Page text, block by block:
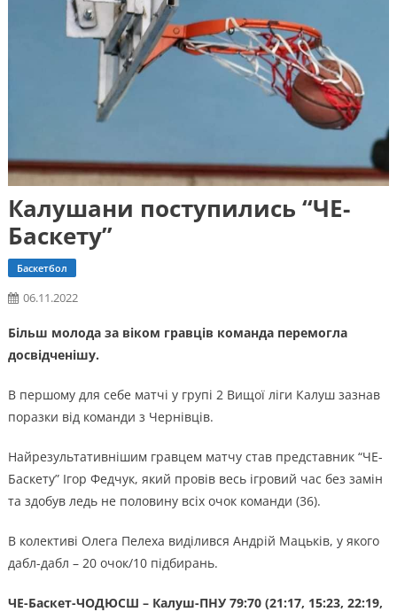
Калушани поступились “ЧЕ-
Баскету”
Баскетбол
06.11.2022
Більш молода за віком гравців команда перемогла
досвідченішу.
В першому для себе матчі у групі 2 Вищої ліги Калуш зазнав
поразки від команди з Чернівців.
Найрезультативнішим гравцем матчу став представник “ЧЕ-
Баскету” Ігор Федчук, який провів весь ігровий час без замін
та здобув ледь не половину всіх очок команди (36).
В колективі Олега Пелеха виділився Андрій Мацьків, у якого
дабл-дабл – 20 очок/10 підбирань.
ЧЕ-Баскет-ЧОДЮСШ – Калуш-ПНУ 79:70 (21:17, 15:23, 22:19,